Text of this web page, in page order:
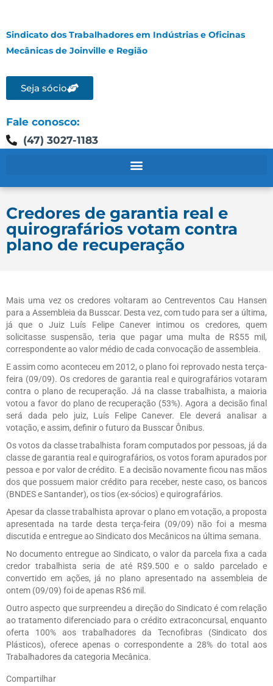
Sindicato dos Trabalhadores em Indústrias e Oficinas
Mecânicas de Joinville e Região
Seja sócio
Fale conosco:
(47) 3027-1183
Credores de garantia real e
quirografários votam contra
plano de recuperação
Mais uma vez os credores voltaram ao Centreventos Cau Hansen
para a Assembleia da Busscar. Desta vez, com tudo para ser a última,
já que o Juiz Luís Felipe Canever intimou os credores, quem
solicitasse suspensão, teria que pagar uma multa de R$55 mil,
correspondente ao valor médio de cada convocação de assembleia.
E assim como aconteceu em 2012, o plano foi reprovado nesta terça-
feira (09/09). Os credores de garantia real e quirografários votaram
contra o plano de recuperação. Já na classe trabalhista, a maioria
votou a favor do plano de recuperação (53%). Agora a decisão final
será dada pelo juiz, Luís Felipe Canever. Ele deverá analisar a
votação, e assim, definir o futuro da Busscar Ônibus.
Os votos da classe trabalhista foram computados por pessoas, já da
classe de garantia real e quirografários, os votos foram apurados por
pessoa e por valor de crédito. E a decisão novamente ficou nas mãos
dos que possuem maior crédito para receber, neste caso, os bancos
(BNDES e Santander), os tios (ex-sócios) e quirografários.
Apesar da classe trabalhista aprovar o plano em votação, a proposta
apresentada na tarde desta terça-feira (09/09) não foi a mesma
discutida e entregue ao Sindicato dos Mecânicos na última semana.
No documento entregue ao Sindicato, o valor da parcela fixa a cada
credor trabalhista seria de até R$9.500 e o saldo parcelado e
convertido em ações, já no plano apresentado na assembleia de
ontem (09/09) foi de apenas R$6 mil.
Outro aspecto que surpreendeu a direção do Sindicato é com relação
ao tratamento diferenciado para o crédito extraconcursal, enquanto
oferta 100% aos trabalhadores da Tecnofibras (Sindicato dos
Plásticos), oferece apenas o correspondente a 28% do total aos
Trabalhadores da categoria Mecânica.
Compartilhar